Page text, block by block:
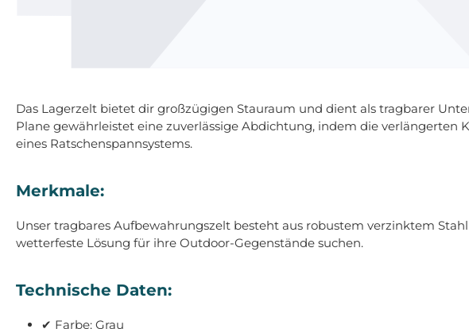
Das Lagerzelt bietet dir großzügigen Stauraum und dient als tragbarer
Plane gewährleistet eine zuverlässige Abdichtung, indem die
eines Ratschenspannsystems.
Merkmale:
Unser tragbares Aufbewahrungszelt besteht aus robustem verzinktem
wetterfeste Lösung für ihre Outdoor-Gegenstände suchen.
Technische Daten:
✔ Farbe: Grau